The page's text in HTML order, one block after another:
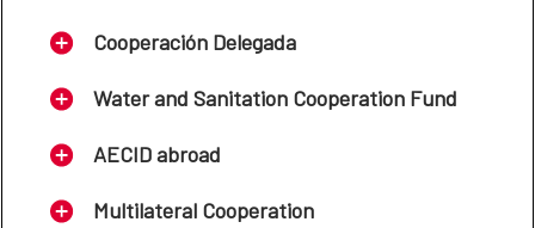
Cooperación Delegada
Water and Sanitation Cooperation Fund
AECID abroad
Multilateral Cooperation